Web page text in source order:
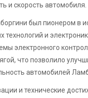
и скорость автомобиля.
был пионером в
технологий и
электронного
что позволило
автомобилей
и технические